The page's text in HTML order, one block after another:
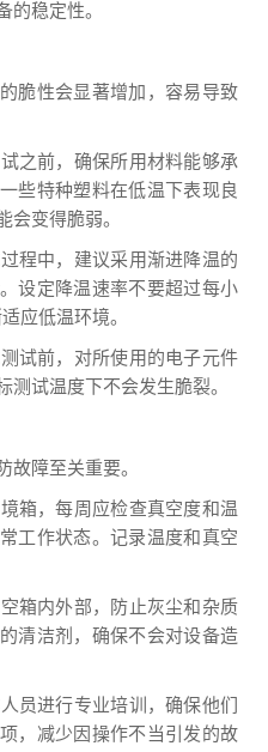
的稳定性。
性会显著增加，容易导致
前，确保所用材料能够承
些特种塑料在低温下表现良
会变得脆弱。
中，建议采用渐进降温的
设定降温速率不要超过每小
应低温环境。
前，对所使用的电子元件
测试温度下不会发生脆裂。
障至关重要。
，每周应检查真空度和温
工作状态。记录温度和真空
内外部，防止灰尘和杂质
清洁剂，确保不会对设备造
进行专业培训，确保他们
，减少因操作不当引发的故